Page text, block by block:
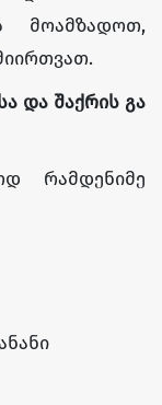
მოამზადოთ,
ა და შაქრის გა
რამდენიმე